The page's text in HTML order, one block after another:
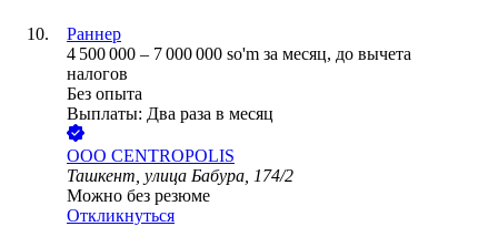
Раннер
4 500 000 – 7 000 000 so'm за месяц, до вычета
налогов
Без опыта
Выплаты: Два раза в месяц
ООО CENTROPOLIS
Ташкент, улица Бабура, 174/2
Можно без резюме
Откликнуться